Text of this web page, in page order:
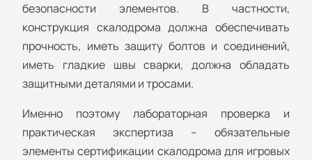
безопасности элементов. В частности,
конструкция скалодрома должна обеспечивать
прочность, иметь защиту болтов и соединений,
иметь гладкие швы сварки, должна обладать
защитными деталями и тросами.
Именно поэтому лабораторная проверка и
практическая экспертиза – обязательные
элементы сертификации скалодрома для игровых